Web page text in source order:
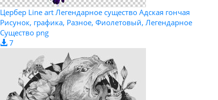
Цербер Line art Легендарное существо Адская гончая
Рисунок, графика, Разное, Фиолетовый, Легендарное
Существо png
7